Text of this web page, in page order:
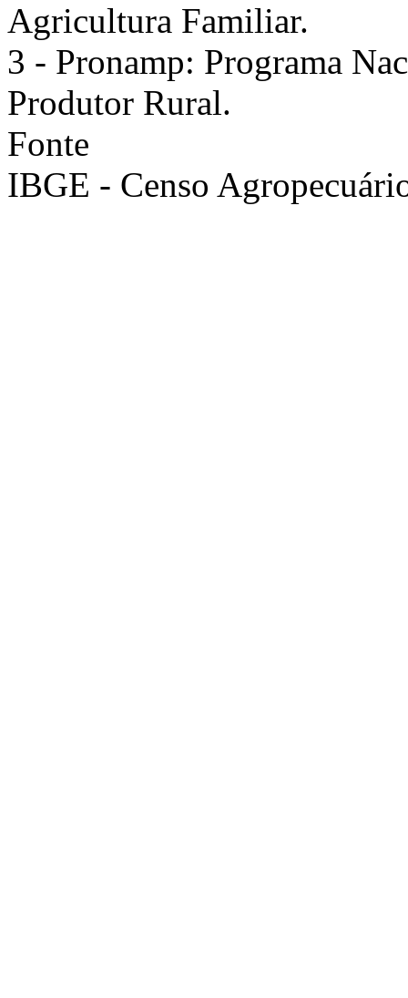
Agricultura Familiar.
3 - Pronamp: Programa
Produtor Rural.
Fonte
IBGE - Censo